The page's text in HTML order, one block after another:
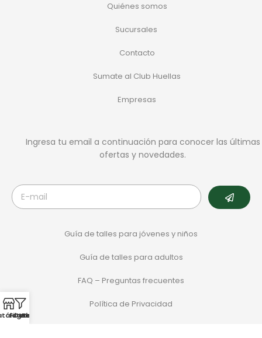
Quiénes somos
Sucursales
Contacto
Sumate al Club Huellas
Empresas
Ingresa tu email a continuación para conocer las últimas
ofertas y novedades.
Guía de talles para jóvenes y niños
Guía de talles para adultos
FAQ – Preguntas frecuentes
Política de Privacidad
Filtros
Sale
Categorias
Whatsapp